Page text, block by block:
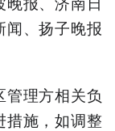
闻、扬子晚报
理方相关负
措施，如调整